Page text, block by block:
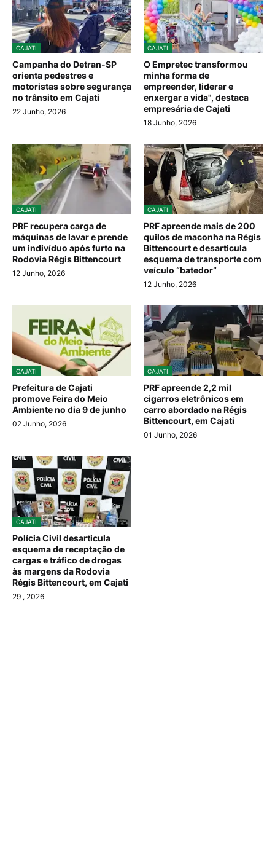
CAJATI
Campanha do Detran-SP
orienta pedestres e
motoristas sobre segurança
no trânsito em Cajati
22 Junho, 2026
CAJATI
O Empretec transformou
minha forma de
empreender, liderar e
enxergar a vida", destaca
empresária de Cajati
18 Junho, 2026
CAJATI
PRF recupera carga de
máquinas de lavar e prende
um indivíduo após furto na
Rodovia Régis Bittencourt
12 Junho, 2026
CAJATI
PRF apreende mais de 200
quilos de maconha na Régis
Bittencourt e desarticula
esquema de transporte com
veículo “batedor”
12 Junho, 2026
CAJATI
Prefeitura de Cajati
promove Feira do Meio
Ambiente no dia 9 de junho
02 Junho, 2026
CAJATI
PRF apreende 2,2 mil
cigarros eletrônicos em
carro abordado na Régis
Bittencourt, em Cajati
01 Junho, 2026
CAJATI
Polícia Civil desarticula
esquema de receptação de
cargas e tráfico de drogas
às margens da Rodovia
Régis Bittencourt, em Cajati
29 , 2026